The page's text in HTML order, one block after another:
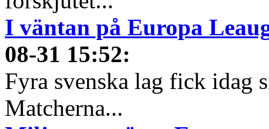
I väntan på Europa
08-31 15:52:
Fyra svenska lag fick idag
Matcherna...